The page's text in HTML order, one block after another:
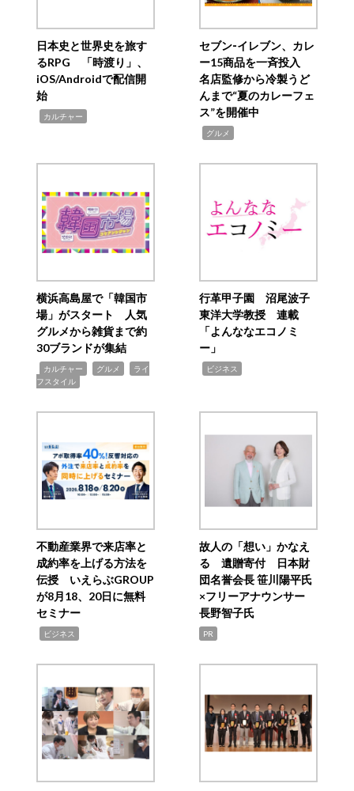
日本史と世界史を旅す
るRPG 「時渡り」、
iOS/Androidで配信開
始
カルチャー
セブン‐イレブン、カレ
ー15商品を一斉投入
名店監修から冷製うど
んまで“夏のカレーフェ
ス”を開催中
グルメ
横浜高島屋で「韓国市
場」がスタート 人気
グルメから雑貨まで約
30ブランドが集結
カルチャー グルメ
ライ
フスタイル
行革甲子園 沼尾波子
東洋大学教授 連載
「よんななエコノミ
ー」
ビジネス
不動産業界で来店率と
成約率を上げる方法を
伝授 いえらぶGROUP
が8月18、20日に無料
セミナー
ビジネス
故人の「想い」かなえ
る 遺贈寄付 日本財
団名誉会長 笹川陽平氏
×フリーアナウンサー
長野智子氏
PR